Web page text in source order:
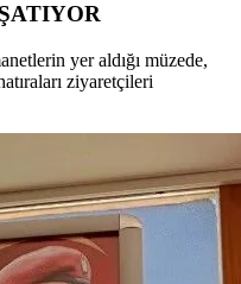
yer aldığı müzede,
ziyaretçileri